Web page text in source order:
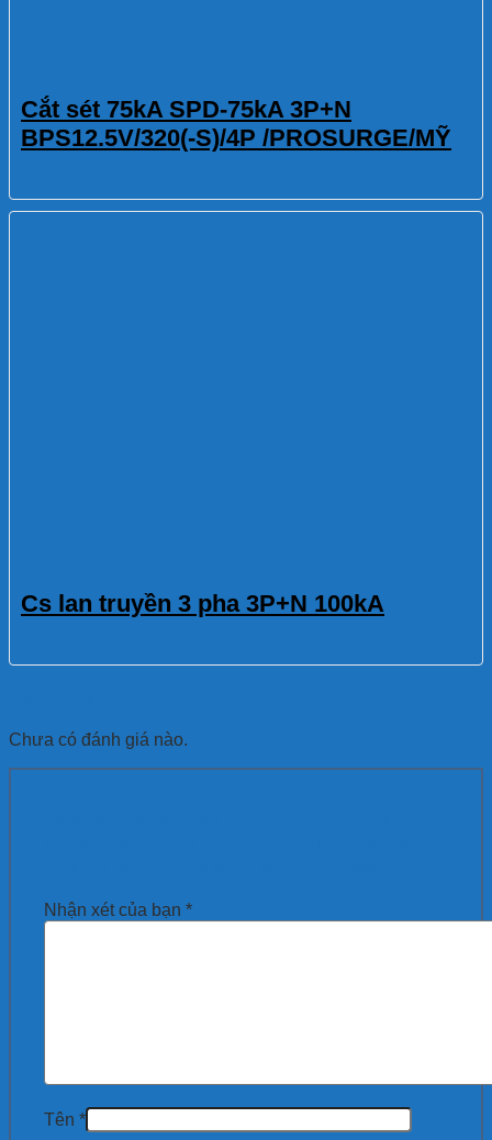
Cắt sét 75kA SPD-75kA 3P+N
BPS12.5V/320(-S)/4P /PROSURGE/MỸ
Cs lan truyền 3 pha 3P+N 100kA
Chưa có đánh giá nào.
Nhận xét của bạn *
Tên *